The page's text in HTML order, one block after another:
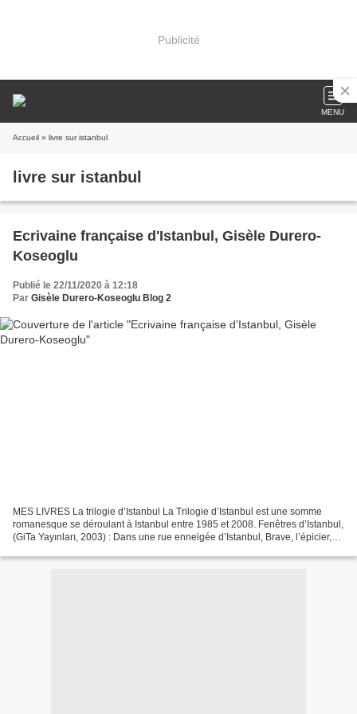
Publicité
MENU
Accueil » livre sur istanbul
livre sur istanbul
Ecrivaine française d'Istanbul, Gisèle Durero-
Koseoglu
Publié le 22/11/2020 à 12:18
Par Gisèle Durero-Koseoglu Blog 2
MES LIVRES La trilogie d’Istanbul La Trilogie d’Istanbul est une somme
romanesque se déroulant à Istanbul entre 1985 et 2008. Fenêtres d’Istanbul,
(GiTa Yayınları, 2003) : Dans une rue enneigée d’Istanbul, Brave, l’épicier,